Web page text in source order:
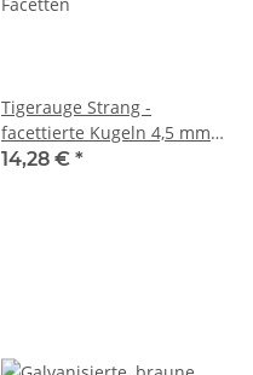
Tigerauge Strang -
facettierte Kugeln 4,5 mm
goldbraun, Länge 38,5 cm
14,28 € *